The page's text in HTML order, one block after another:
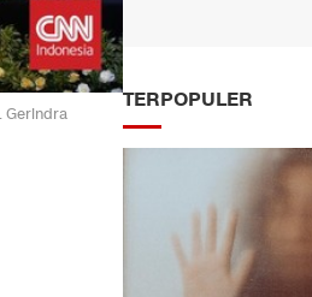
Gerindra
TERPOPULER